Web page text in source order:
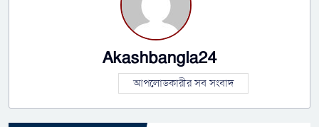
Akashbangla24
আপলোডকারীর সব সংবাদ